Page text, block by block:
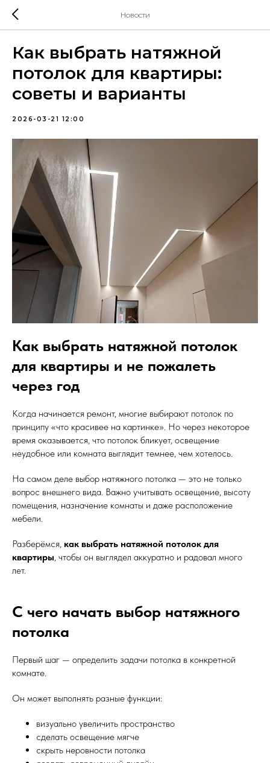
Новости
Как выбрать натяжной
потолок для квартиры:
советы и варианты
2026-03-21 12:00
Как выбрать натяжной потолок
для квартиры и не пожалеть
через год
Когда начинается ремонт, многие выбирают потолок по
принципу «что красивее на картинке». Но через некоторое
время оказывается, что потолок бликует, освещение
неудобное или комната выглядит темнее, чем хотелось.
На самом деле выбор натяжного потолка — это не только
вопрос внешнего вида. Важно учитывать освещение, высоту
помещения, назначение комнаты и даже расположение
мебели.
Разберёмся, как выбрать натяжной потолок для
квартиры, чтобы он выглядел аккуратно и радовал много
лет.
С чего начать выбор натяжного
потолка
Первый шаг — определить задачи потолка в конкретной
комнате.
Он может выполнять разные функции:
визуально увеличить пространство
сделать освещение мягче
скрыть неровности потолка